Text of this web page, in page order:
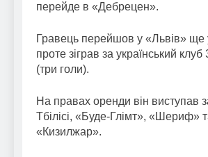
перейде в «Дебрецен».
Гравець перейшов у «Львів» ще
проте зіграв за український клуб
(три голи).
На правах оренди він виступав
Тбілісі, «Буде-Глімт», «Шериф»
«Кизилжар».